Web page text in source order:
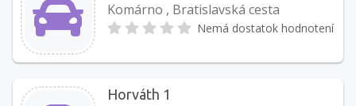
Komárno , Bratislavská cesta
Nemá dostatok hodnotení
Horváth 1